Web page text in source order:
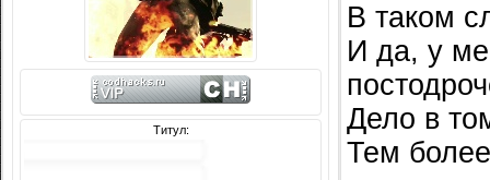
Титул:
В таком
И да, у
Дело в
Тем